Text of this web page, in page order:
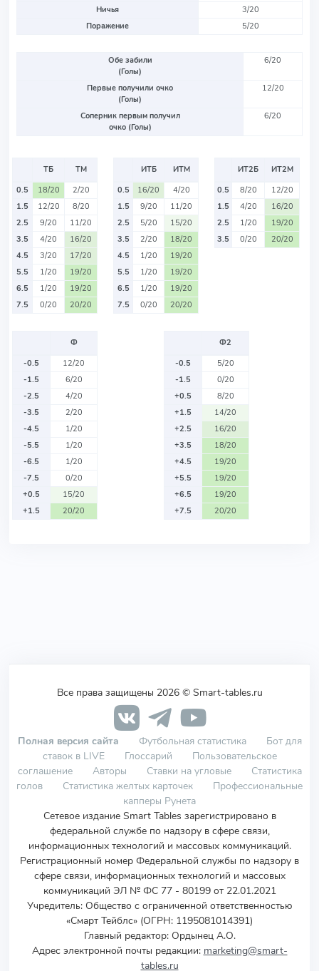
Ничья
3/20
Поражение
5/20
Обе забили
(Голы)
6/20
Первые получили очко
(Голы)
12/20
Соперник первым получил
очко (Голы)
6/20
ТБ
ТМ
0.5
18/20
2/20
1.5
12/20
8/20
2.5
9/20
11/20
3.5
4/20
16/20
4.5
3/20
17/20
5.5
1/20
19/20
6.5
1/20
19/20
7.5
0/20 20/20
ИТБ
ИТМ
0.5
16/20
4/20
1.5
9/20
11/20
2.5
5/20
15/20
3.5
2/20
18/20
4.5
1/20
19/20
5.5
1/20
19/20
6.5
1/20
19/20
7.5
0/20 20/20
ИТ2Б
ИТ2М
0.5
8/20
12/20
1.5
4/20
16/20
2.5
1/20
19/20
3.5
0/20 20/20
Ф
-0.5
12/20
-1.5
6/20
-2.5
4/20
-3.5
2/20
-4.5
1/20
-5.5
1/20
-6.5
1/20
-7.5
0/20
+0.5
15/20
+1.5
20/20
Ф2
-0.5
5/20
-1.5
0/20
+0.5
8/20
+1.5
14/20
+2.5
16/20
+3.5
18/20
+4.5
19/20
+5.5
19/20
+6.5
19/20
+7.5
20/20
Все права защищены 2026 © Smart-tables.ru
Полная версия сайта Футбольная статистика
Бот для
ставок в LIVE
Глоссарий
Пользовательское
соглашение
Авторы Ставки на угловые
Статистика
голов
Статистика желтых карточек
Профессиональные
капперы Рунета
Сетевое издание Smart Tables зарегистрировано в
федеральной службе по надзору в сфере связи,
информационных технологий и массовых коммуникаций.
Регистрационный номер Федеральной службы по надзору в
сфере связи, информационных технологий и массовых
коммуникаций ЭЛ № ФС 77 - 80199 от 22.01.2021
Учредитель: Общество с ограниченной ответственностью
«Смарт Тейблс» (ОГРН: 1195081014391)
Главный редактор: Ордынец А.О.
Адрес электронной почты редакции: marketing@smart-
tables.ru